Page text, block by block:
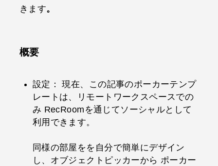
きます。
概要
設定： 現在、この記事のポーカーテンプ
レートは、リモートワークスペースでの
み RecRoomを通じてソーシャルとして
利用できます。
同様の部屋をを自分で簡単にデザイン
し、オブジェクトピッカーから ポーカー